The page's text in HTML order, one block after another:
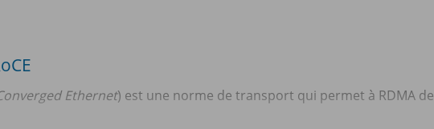
Ethernet) est une norme de transport qui permet à RDMA de